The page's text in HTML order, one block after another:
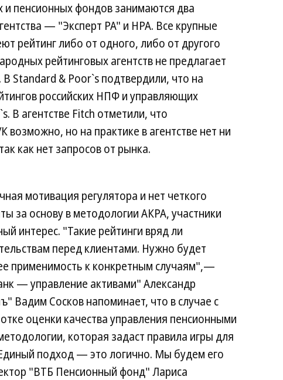
пенсионных фондов занимаются два
— "Эксперт РА" и НРА. Все крупные
рейтинг либо от одного, либо от другого
рейтинговых агентств не предлагает
Standard & Poor`s подтвердили, что на
российских НПФ и управляющих
В агентстве Fitch отметили, что
но на практике в агентстве нет ни
как нет запросов от рынка.
мотивация регулятора и нет четкого
за основу в методологии АКРА, участники
интерес. "Такие рейтинги вряд ли
перед клиентами. Нужно будет
применимость к конкретным случаям",—
— управление активами" Александр
Вадим Сосков напоминает, что в случае с
оценки качества управления пенсионными
которая задаст правила игры для
подход — это логично. Мы будем его
"ВТБ Пенсионный фонд" Лариса